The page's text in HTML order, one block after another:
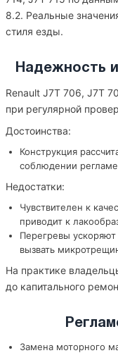
8.2. Реальные
стиля езды.
Надежность
Renault J7T 706, J7T
при регулярной
Достоинства:
Конструкция
соблюдении
Недостатки:
Чувствителен к
приводит к
Перегревы
вызвать
На практике
до капитального
Замена моторного